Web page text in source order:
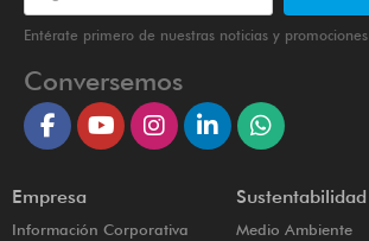
Entérate primero de nuestras noticias y promociones
Conversemos
Empresa
Información Corporativa
Sustentabilidad
Medio Ambiente